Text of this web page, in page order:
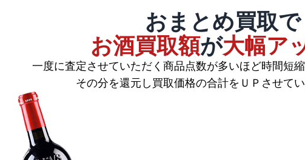
おまとめ買取で
お酒買取額が大幅ア
一度に査定させていただく商品点数が多いほど時間短縮
その分を還元し買取価格の合計をＵＰさせてい